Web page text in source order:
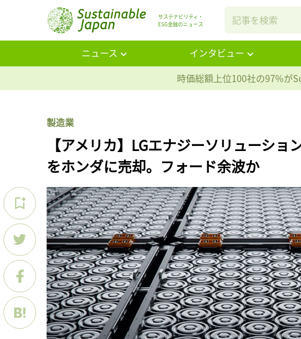
サステナビリティ・
ESG金融のニュース
ニュース インタビュー
時価総額上位100社の97%が
製造業
【アメリカ】LGエナジーソリューショ
をホンダに売却。フォード余波か